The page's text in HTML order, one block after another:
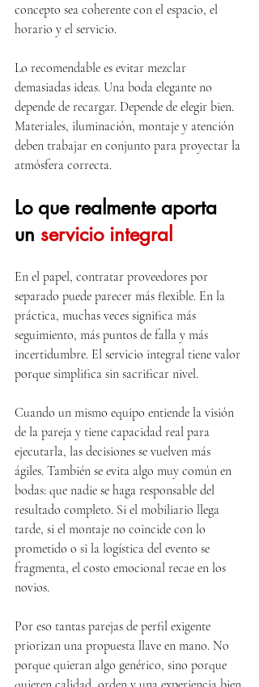
concepto sea coherente con el espacio, el
horario y el servicio.
Lo recomendable es evitar mezclar
demasiadas ideas. Una boda elegante no
depende de recargar. Depende de elegir bien.
Materiales, iluminación, montaje y atención
deben trabajar en conjunto para proyectar la
atmósfera correcta.
Lo que realmente aporta
un servicio integral
En el papel, contratar proveedores por
separado puede parecer más flexible. En la
práctica, muchas veces significa más
seguimiento, más puntos de falla y más
incertidumbre. El servicio integral tiene valor
porque simplifica sin sacrificar nivel.
Cuando un mismo equipo entiende la visión
de la pareja y tiene capacidad real para
ejecutarla, las decisiones se vuelven más
ágiles. También se evita algo muy común en
bodas: que nadie se haga responsable del
resultado completo. Si el mobiliario llega
tarde, si el montaje no coincide con lo
prometido o si la logística del evento se
fragmenta, el costo emocional recae en los
novios.
Por eso tantas parejas de perfil exigente
priorizan una propuesta llave en mano. No
porque quieran algo genérico, sino porque